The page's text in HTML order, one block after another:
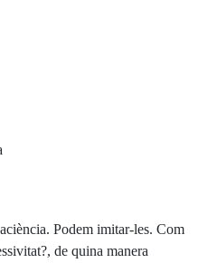
Podem imitar-les. Com
de quina manera